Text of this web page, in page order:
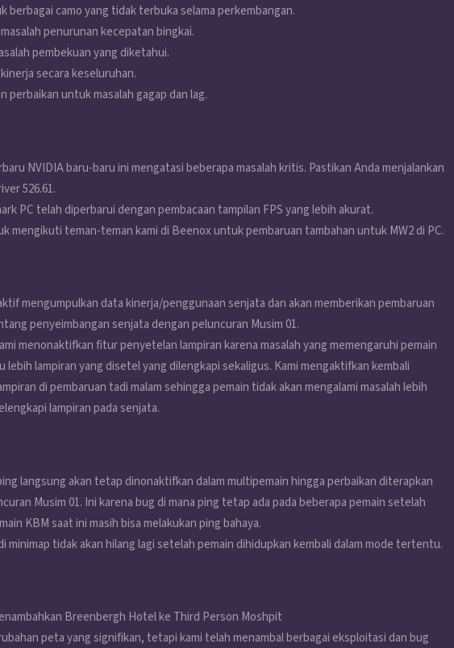
berbagai camo yang tidak terbuka selama perkembangan.
penurunan kecepatan bingkai.
pembekuan yang diketahui.
secara keseluruhan.
perbaikan untuk masalah gagap dan lag.
NVIDIA baru-baru ini mengatasi beberapa masalah kritis. Pastikan Anda menjalankan
526.61.
PC telah diperbarui dengan pembacaan tampilan FPS yang lebih akurat.
mengikuti teman-teman kami di Beenox untuk pembaruan tambahan untuk MW2 di PC.
mengumpulkan data kinerja/penggunaan senjata dan akan memberikan pembaruan
penyeimbangan senjata dengan peluncuran Musim 01.
menonaktifkan fitur penyetelan lampiran karena masalah yang memengaruhi pemain
lebih lampiran yang disetel yang dilengkapi sekaligus. Kami mengaktifkan kembali
di pembaruan tadi malam sehingga pemain tidak akan mengalami masalah lebih
lampiran pada senjata.
langsung akan tetap dinonaktifkan dalam multipemain hingga perbaikan diterapkan
Musim 01. Ini karena bug di mana ping tetap ada pada beberapa pemain setelah
KBM saat ini masih bisa melakukan ping bahaya.
minimap tidak akan hilang lagi setelah pemain dihidupkan kembali dalam mode tertentu.
Breenbergh Hotel ke Third Person Moshpit
peta yang signifikan, tetapi kami telah menambal berbagai eksploitasi dan bug